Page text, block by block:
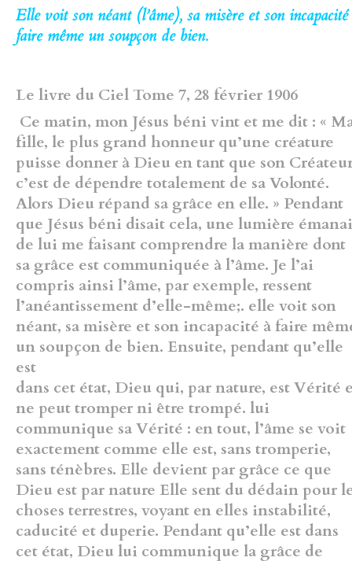
Elle voit son néant (l’âme), sa misère et son
faire même un soupçon de bien.
Le livre du Ciel Tome 7, 28 février 1906
Ce matin, mon Jésus béni vint et me dit : «
fille, le plus grand honneur qu’une créature
puisse donner à Dieu en tant que son
c’est de dépendre totalement de sa Volonté.
Alors Dieurépand sa grâce en elle. » Pendant
que Jésus béni disait cela, une lumière
de lui me faisant comprendre la manière dont
sa grâce est communiquée à l’âme. Je l’ai
compris ainsi l’âme, par exemple, ressent
l’anéantissement d’elle-même;. elle voit son
néant, sa misère et son incapacité à faire
un soupçon de bien. Ensuite, pendant qu’elle
est
dans cet état, Dieu qui, par nature, est Vérité
ne peut tromper ni être trompé. lui
communique sa Vérité : en tout, l’âme se voit
exactement comme elle est, sans tromperie,
sans ténèbres. Elle devient par grâce ce que
Dieu est par nature Elle sent du dédain pour
choses terrestres, voyant en elles instabilité,
caducité et duperie. Pendant qu’elle est dans
cet état, Dieu lui communique la grâce de